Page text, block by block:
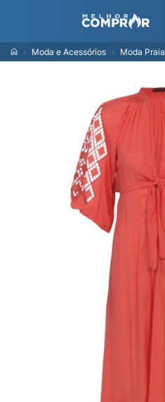
Moda e Acessórios Moda Praia